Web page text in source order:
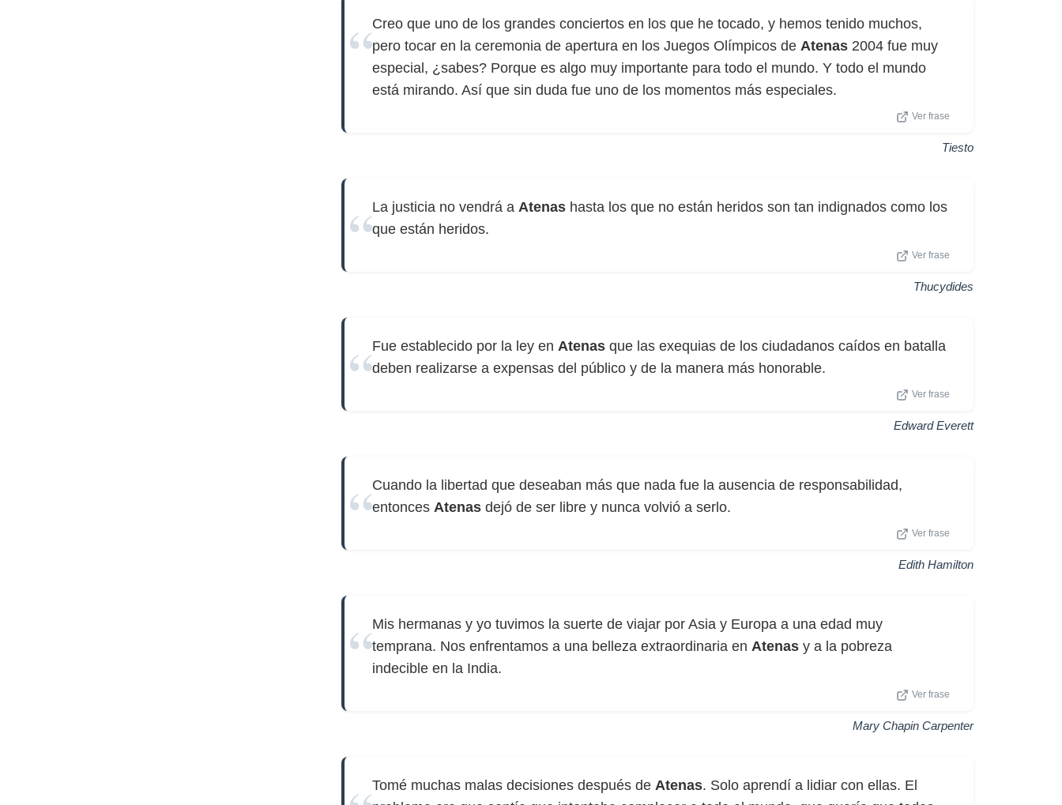
Creo que uno de los grandes conciertos en los que he tocado, y hemos tenido muchos,
pero tocar en la ceremonia de apertura en los Juegos Olímpicos de Atenas 2004 fue muy
especial, ¿sabes? Porque es algo muy importante para todo el mundo. Y todo el mundo
está mirando. Así que sin duda fue uno de los momentos más especiales.
Ver frase
Tiesto
La justicia no vendrá a Atenas hasta los que no están heridos son tan indignados como los
que están heridos.
Ver frase
Thucydides
Fue establecido por la ley en Atenas que las exequias de los ciudadanos caídos en batalla
deben realizarse a expensas del público y de la manera más honorable.
Ver frase
Edward Everett
Cuando la libertad que deseaban más que nada fue la ausencia de responsabilidad,
entonces Atenas dejó de ser libre y nunca volvió a serlo.
Ver frase
Edith Hamilton
Mis hermanas y yo tuvimos la suerte de viajar por Asia y Europa a una edad muy
temprana. Nos enfrentamos a una belleza extraordinaria en Atenas y a la pobreza
indecible en la India.
Ver frase
Mary Chapin Carpenter
Tomé muchas malas decisiones después de Atenas. Solo aprendí a lidiar con ellas. El